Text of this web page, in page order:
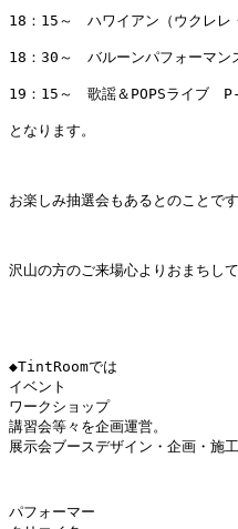
18：15～　ハワイアン（ウクレ
18：30～　バルーンパフォーマン
19：15～　歌謡＆POPSライブ　
となります。
お楽しみ抽選会もあるとのことで
◆TintRoomでは
イベント
ワークショップ
講習会等々を企画運営。
展示会ブースデザイン・企画・施工
パフォーマー